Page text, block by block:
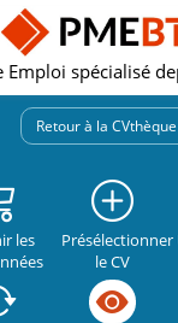
Emploi spécialisé
Retour à la CVthèque
les
Présélectionner
le CV